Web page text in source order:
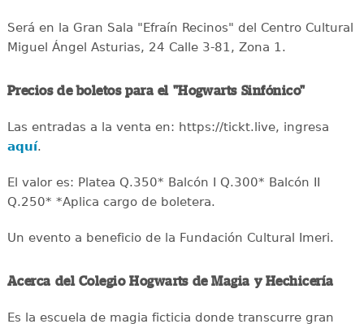
Será en la Gran Sala "Efraín Recinos" del Centro Cultural
Miguel Ángel Asturias, 24 Calle 3-81, Zona 1.
Precios de boletos para el "Hogwarts Sinfónico"
Las entradas a la venta en: https://tickt.live, ingresa
aquí.
El valor es: Platea Q.350* Balcón I Q.300* Balcón II
Q.250* *Aplica cargo de boletera.
Un evento a beneficio de la Fundación Cultural Imeri.
Acerca del Colegio Hogwarts de Magia y Hechicería
Es la escuela de magia ficticia donde transcurre gran